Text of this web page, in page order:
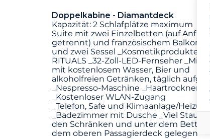
Doppelkabine - Diamantdeck
Kapazität: 2 Schlafplätze maximum
Suite mit zwei Einzelbetten (auf
getrennt) und französischem Balkon.
und zwei Sessel _Kosmetikprodukte
RITUALS _32-Zoll-LED-Fernseher
mit kostenlosem Wasser, Bier und
alkoholfreien Getränken, täglich
_Nespresso-Maschine _Haartrockner
_Kostenloser WLAN-Zugang
_Telefon, Safe und Klimaanlage/Heizung
_Badezimmer mit Dusche _Viel
den Schränken und unter dem Bett
dem oberen Passagierdeck gelegen